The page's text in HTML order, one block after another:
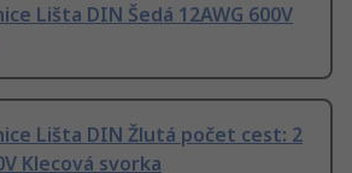
Lišta DIN Šedá 12AWG 600V
Lišta DIN Žlutá počet cest: 2
Klecová svorka